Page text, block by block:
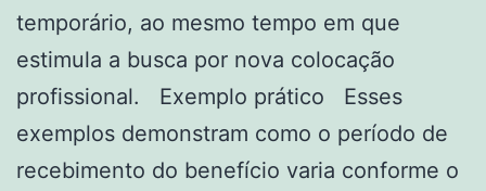
temporário, ao mesmo tempo em que
estimula a busca por nova colocação
profissional. Exemplo prático Esses
exemplos demonstram como o período de
recebimento do benefício varia conforme o